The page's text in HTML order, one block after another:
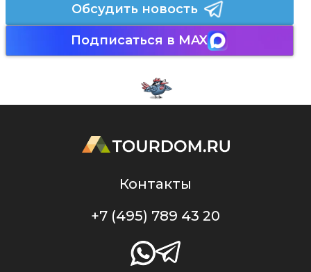
Обсудить новость
Подписаться в MAX
Контакты
+7 (495) 789 43 20